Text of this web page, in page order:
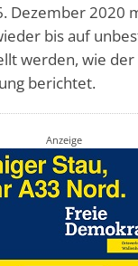
Dezember 2020
bis auf
werden, wie der
berichtet.
Anzeige